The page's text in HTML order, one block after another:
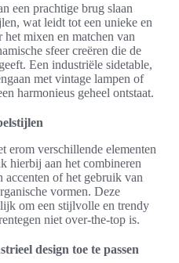
een prachtige brug slaan
wat leidt tot een unieke en
mixen en matchen van
sfeer creëren die de
Een industriële sidetable,
met vintage lampen of
harmonieus geheel ontstaat.
erom verschillende elementen
hierbij aan het combineren
accenten of het gebruik van
vormen. Deze
om een stijlvolle en trendy
niet over-the-top is.
design toe te passen